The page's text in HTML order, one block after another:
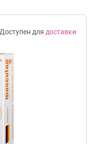
Доступен для доставки